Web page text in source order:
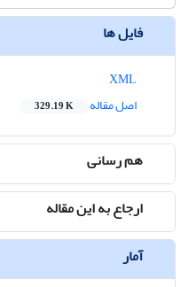
فایل ها
اصل مقاله
329.19 K
هم رسانی
ارجاع به این مقاله
آمار